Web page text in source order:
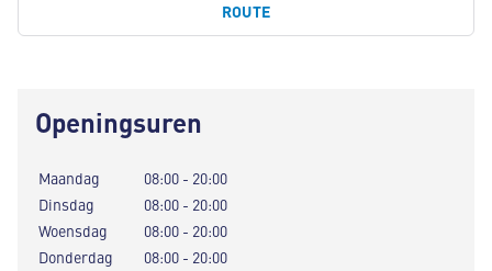
ROUTE
Openingsuren
Maandag
08:00 - 20:00
Dinsdag
08:00 - 20:00
Woensdag
08:00 - 20:00
Donderdag
08:00 - 20:00